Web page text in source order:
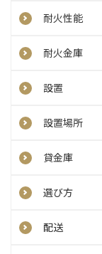
耐火性能
耐火金庫
設置
設置場所
貸金庫
選び方
配送